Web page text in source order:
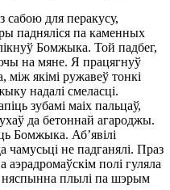
сабою для перакусу,
падняліся па каменных
Бомжыка. Той падбег,
на мяне. Я працягнуў
між якімі ружавеў тонкі
надалі смеласці.
зубамі маіх пальцаў,
да бетоннай агароджы.
Бомжыка. Аб’явілі
чамусьці не падганялі. Праз
полі гуляла
няспынна плылі па шэрым